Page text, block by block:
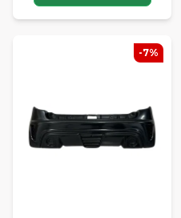
-7%